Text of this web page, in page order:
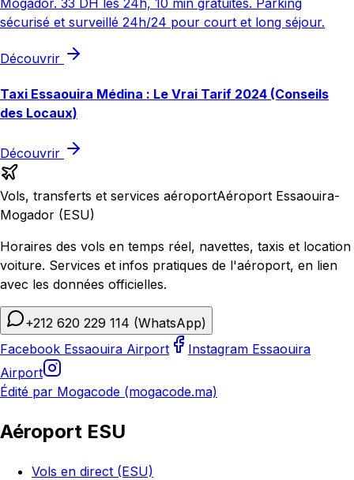
sécurisé et surveillé 24h/24 pour court et long séjour.
Découvrir
Taxi Essaouira Médina : Le Vrai Tarif 2024 (Conseils
des Locaux)
Découvrir
Vols, transferts et services aéroportAéroport Essaouira-
Mogador (ESU)
Horaires des vols en temps réel, navettes, taxis et location
voiture. Services et infos pratiques de l'aéroport, en lien
avec les données officielles.
+212 620 229 114 (WhatsApp)
Facebook Essaouira Airport
Instagram Essaouira
Airport
Édité par Mogacode (mogacode.ma)
Aéroport ESU
Vols en direct (ESU)